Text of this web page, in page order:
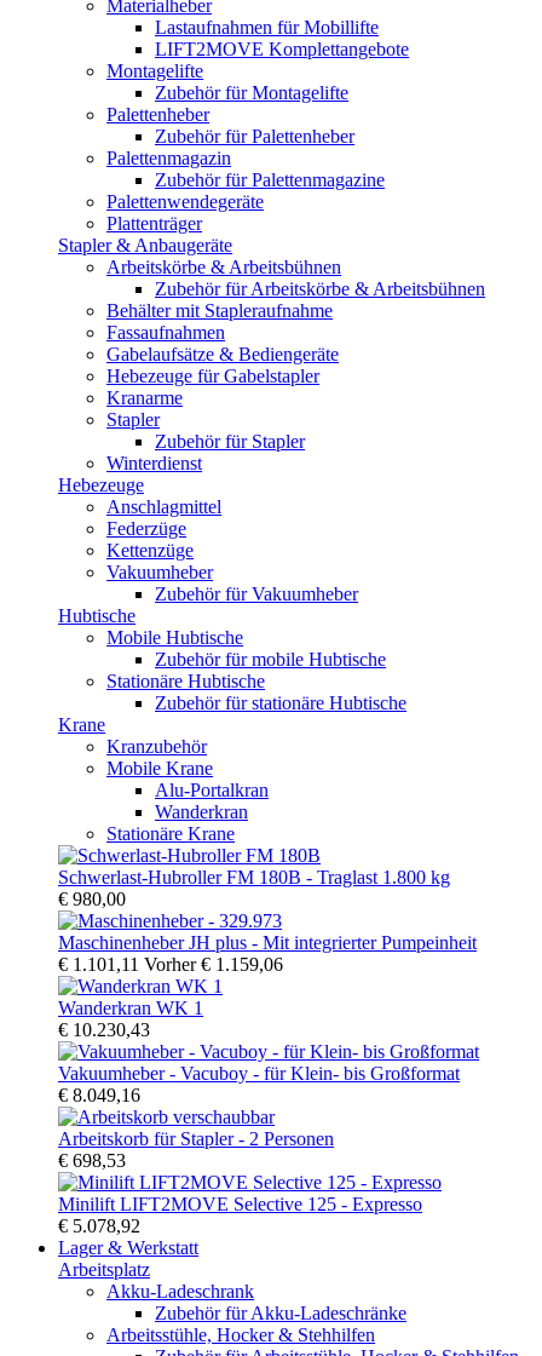
Materialheber
Lastaufnahmen für Mobillifte
LIFT2MOVE Komplettangebote
Montagelifte
Zubehör für Montagelifte
Palettenheber
Zubehör für Palettenheber
Palettenmagazin
Zubehör für Palettenmagazine
Palettenwendegeräte
Plattenträger
Stapler & Anbaugeräte
Arbeitskörbe & Arbeitsbühnen
Zubehör für Arbeitskörbe & Arbeitsbühnen
Behälter mit Stapleraufnahme
Fassaufnahmen
Gabelaufsätze & Bediengeräte
Hebezeuge für Gabelstapler
Kranarme
Stapler
Zubehör für Stapler
Winterdienst
Hebezeuge
Anschlagmittel
Federzüge
Kettenzüge
Vakuumheber
Zubehör für Vakuumheber
Hubtische
Mobile Hubtische
Zubehör für mobile Hubtische
Stationäre Hubtische
Zubehör für stationäre Hubtische
Krane
Kranzubehör
Mobile Krane
Alu-Portalkran
Wanderkran
Stationäre Krane
Schwerlast-Hubroller FM 180B - Traglast 1.800 kg
€ 980,00
Maschinenheber JH plus - Mit integrierter Pumpeinheit
€ 1.101,11 Vorher€ 1.159,06
Wanderkran WK 1
€ 10.230,43
Vakuumheber - Vacuboy - für Klein- bis Großformat
€ 8.049,16
Arbeitskorb für Stapler - 2 Personen
€ 698,53
Minilift LIFT2MOVE Selective 125 - Expresso
€ 5.078,92
Lager & Werkstatt
Arbeitsplatz
Akku-Ladeschrank
Zubehör für Akku-Ladeschränke
Arbeitsstühle, Hocker & Stehhilfen